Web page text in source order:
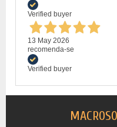
Verified buyer
13 May 2026
recomenda-se
Verified buyer